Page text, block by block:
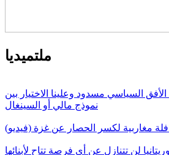
ملتميديا
السياسي مسدود وعلينا الاختيار بين
نموذج مالي أو السينغال
مغاربية لكسر الحصار عن غزة (فيديو)
لن تتنازل عن أي فرصة تتاح لأبنائها